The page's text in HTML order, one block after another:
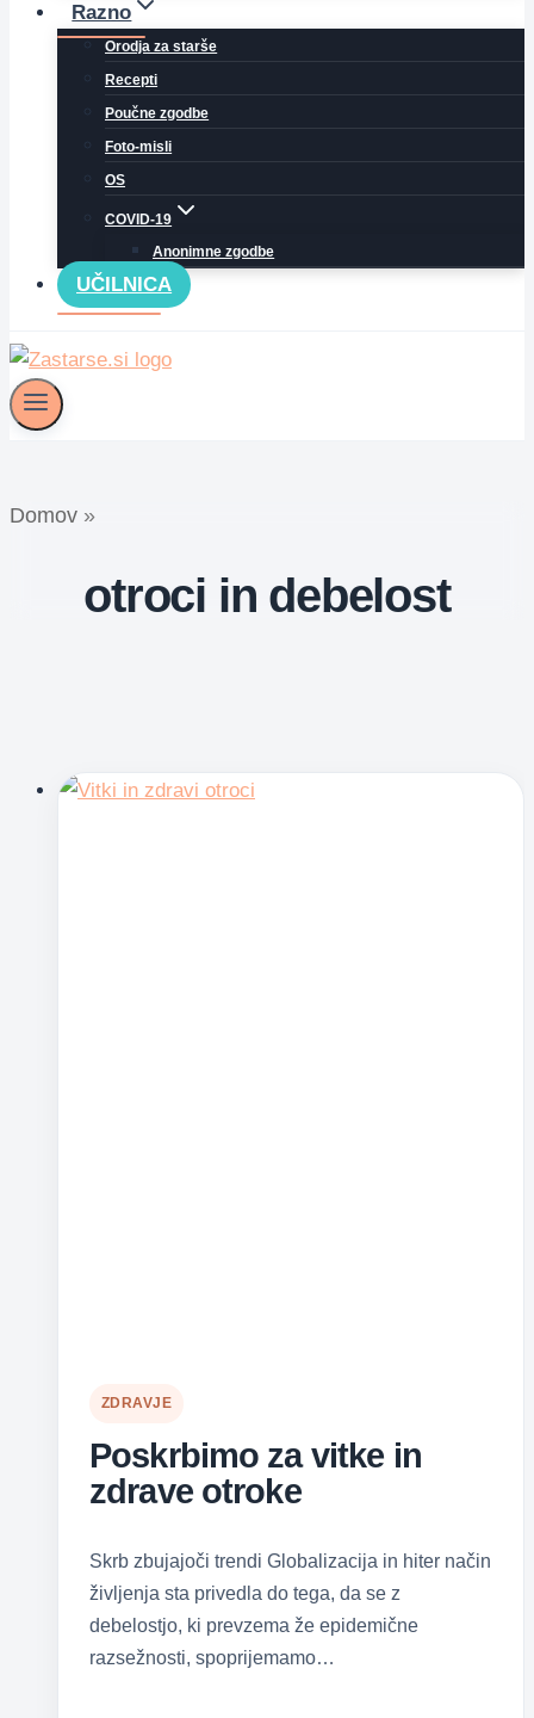
Razno
Orodja za starše
Recepti
Poučne zgodbe
Foto-misli
OS
COVID-19
Anonimne zgodbe
UČILNICA
Domov »
otroci in debelost
ZDRAVJE
Poskrbimo za vitke in
zdrave otroke
Skrb zbujajoči trendi Globalizacija in hiter način
življenja sta privedla do tega, da se z
debelostjo, ki prevzema že epidemične
razsežnosti, spoprijemamo…